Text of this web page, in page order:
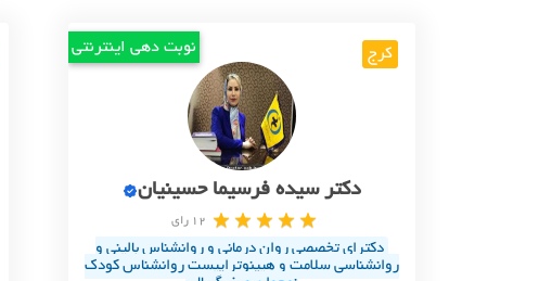
کرج نوبت دهی اینترنتی
دکتر سیده فرسیما حسینیان
12 رای
دکترای تخصصی روان درمانی و روانشناس بالینی و
روانشناسی سلامت و هیپنوتراپیست روانشناس کودک